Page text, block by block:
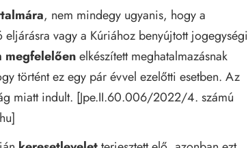
, nem mindegy ugyanis, hogy a
vagy a Kúriához benyújtott jogegységi
megfelelőenelkészített meghatalmazásnak
történt ez egy pár évvel ezelőtti esetben. Az
miatt indult. [Jpe.II.60.006/2022/4. számú
]